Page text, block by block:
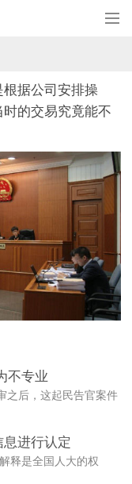
据公司安排操
的交易究竟能不
不专业
之后，这起民告官案件
进行认定
释是全国人大的权